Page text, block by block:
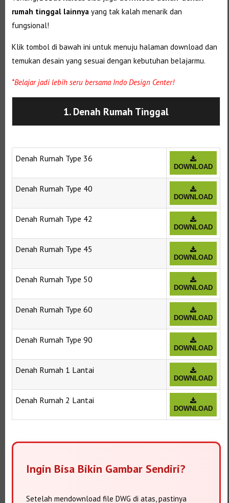
rumah tinggal lainnya yang tak kalah menarik dan
fungsional!
Klik tombol di bawah ini untuk menuju halaman download dan
temukan desain yang sesuai dengan kebutuhan belajarmu.
*Belajar jadi lebih seru bersama Indo Design Center!
1. Denah Rumah Tinggal
Denah Rumah Type 36
DOWNLOAD
Denah Rumah Type 40
DOWNLOAD
Denah Rumah Type 42
DOWNLOAD
Denah Rumah Type 45
DOWNLOAD
Denah Rumah Type 50
DOWNLOAD
Denah Rumah Type 60
DOWNLOAD
Denah Rumah Type 90
DOWNLOAD
Denah Rumah 1 Lantai
DOWNLOAD
Denah Rumah 2 Lantai
DOWNLOAD
Ingin Bisa Bikin Gambar Sendiri?
Setelah mendownload file DWG di atas, pastinya